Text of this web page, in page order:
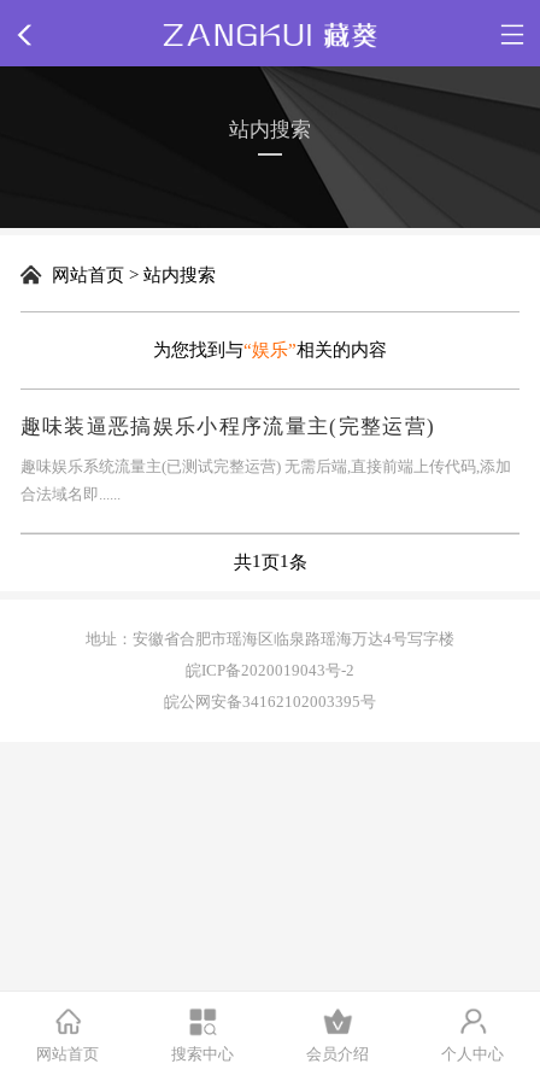
精品源码
网站模板
网页特效
站长学院
站内搜索
网站首页 >站内搜索
为您找到与“娱乐”相关的内容
趣味装逼恶搞娱乐小程序流量主(完整运营)
趣味娱乐系统流量主(已测试完整运营) 无需后端,直接前端上传代码,添加
合法域名即......
共1页1条
地址：安徽省合肥市瑶海区临泉路瑶海万达4号写字楼
皖ICP备2020019043号-2
皖公网安备34162102003395号
网站首页 搜索中心 会员介绍 个人中心